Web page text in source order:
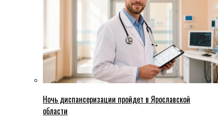
Ночь диспансеризации пройдет в Ярославской
области